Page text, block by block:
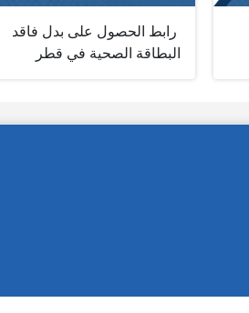
‎ ‎رابط الحصول على بدل فاقد
البطاقة الصحية في قطر